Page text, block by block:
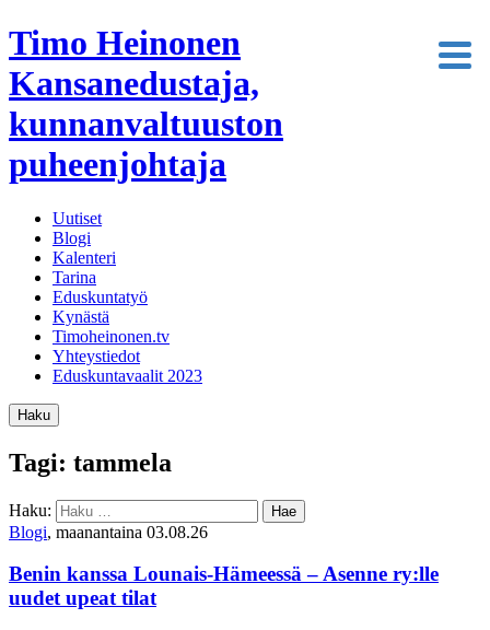
Timo Heinonen
Kansanedustaja,
kunnanvaltuuston
puheenjohtaja
Uutiset
Blogi
Kalenteri
Tarina
Eduskuntatyö
Kynästä
Timoheinonen.tv
Yhteystiedot
Eduskuntavaalit 2023
Haku
Tagi: tammela
Haku:
Blogi, maanantaina 03.08.26
Benin kanssa Lounais-Hämeessä – Asenne ry:lle
uudet upeat tilat